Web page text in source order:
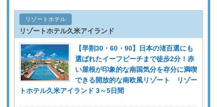
リゾートホテル
リゾートホテル久米アイランド
【早割30・60・90】日本の渚百選にも
選ばれたイーフビーチまで徒歩2分！赤
い屋根が印象的な南国気分を存分に満喫
できる開放的な南欧風リゾート リゾー
トホテル久米アイランド 3～5日間